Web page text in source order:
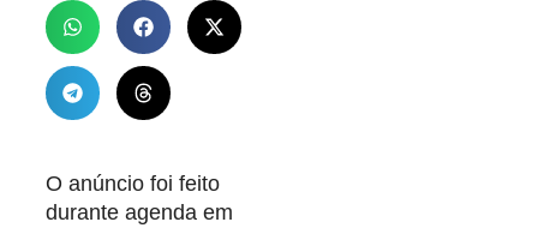
O anúncio foi feito
durante agenda em